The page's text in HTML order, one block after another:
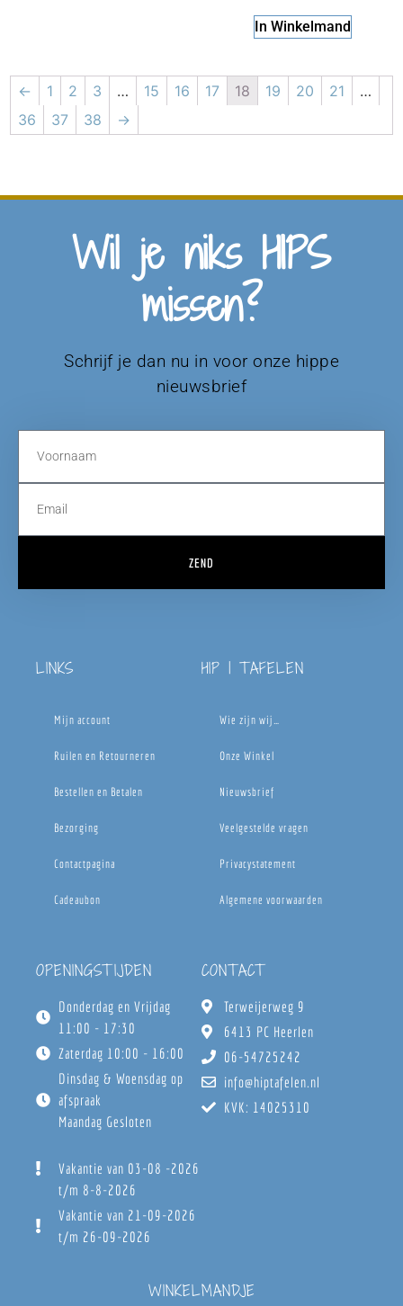
In Winkelmand
← 1 2 3 … 15 16 17 18 19 20 21
…
36
37 38 →
Wil je niks HIPS
missen?
Schrijf je dan nu in voor onze hippe
nieuwsbrief
ZEND
LINKS
Mijn account
Ruilen en Retourneren
Bestellen en Betalen
Bezorging
Contactpagina
Cadeaubon
HIP | TAFELEN
Wie zijn wij…
Onze Winkel
Nieuwsbrief
Veelgestelde vragen
Privacystatement
Algemene voorwaarden
OPENINGSTIJDEN
Donderdag en Vrijdag
11:00 - 17:30
Zaterdag 10:00 - 16:00
Dinsdag & Woensdag op
afspraak
Maandag Gesloten
Vakantie van 03-08 -2026
t/m 8-8-2026
Vakantie van 21-09-2026
t/m 26-09-2026
CONTACT
Terweijerweg 9
6413 PC Heerlen
06-54725242
info@hiptafelen.nl
KVK: 14025310
WINKELMANDJE